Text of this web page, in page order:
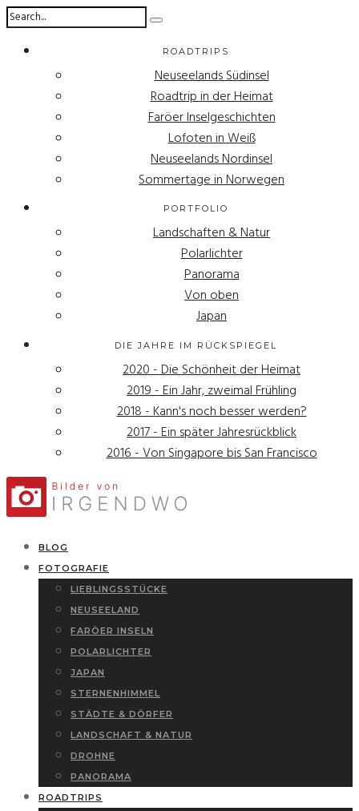
ROADTRIPS
Neuseelands Südinsel
Roadtrip in der Heimat
Faröer Inselgeschichten
Lofoten in Weiß
Neuseelands Nordinsel
Sommertage in Norwegen
PORTFOLIO
Landschaften & Natur
Polarlichter
Panorama
Von oben
Japan
DIE JAHRE IM RÜCKSPIEGEL
2020 - Die Schönheit der Heimat
2019 - Ein Jahr, zweimal Frühling
2018 - Kann's noch besser werden?
2017 - Ein später Jahresrückblick
2016 - Von Singapore bis San Francisco
BLOG
FOTOGRAFIE
LIEBLINGSSTÜCKE
NEUSEELAND
FARÖER INSELN
POLARLICHTER
JAPAN
STERNENHIMMEL
STÄDTE & DÖRFER
LANDSCHAFT & NATUR
DROHNE
PANORAMA
ROADTRIPS